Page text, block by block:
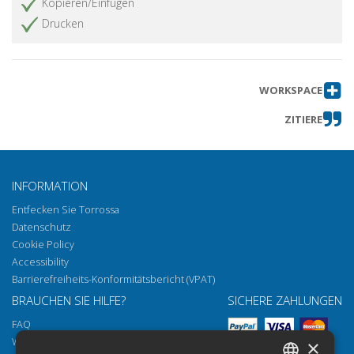
Drucken
WORKSPACE
ZITIERE
INFORMATION
Entfecken Sie Torrossa
Datenschutz
Cookie Policy
Accessibility
Barrierefreiheits-Konformitätsbericht (VPAT)
BRAUCHEN SIE HILFE?
FAQ
Wie öffnen Sie unsere Dokumente
SICHERE ZAHLUNGEN
×